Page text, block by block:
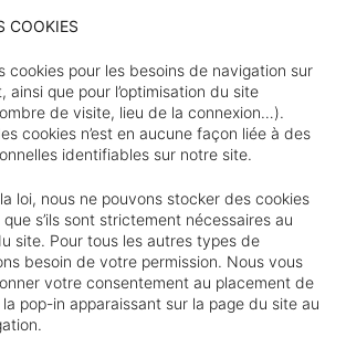
COOKIES
cookies pour les besoins de navigation sur
ainsi que pour l’optimisation du site
de visite, lieu de la connexion…).
cookies n’est en aucune façon liée à des
identifiables sur notre site.
loi, nous ne pouvons stocker des cookies
s’ils sont strictement nécessaires au
site. Pour tous les autres types de
besoin de votre permission. Nous vous
votre consentement au placement de
pop-in apparaissant sur la page du site au